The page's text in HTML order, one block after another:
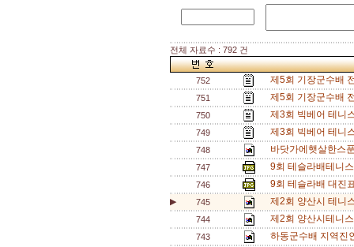
전체 자료수 : 792 건
752 제5회 기장군수배
751 제5회 기장군수배
750 제3회 빅베어 테니
749 제3회 빅베어 테니
748 바닷가에햇살한스
747 9회 테슬라배테니
746 9회 테슬라배 대진
▶ 745 제2회 양산시 테니
744 제2회 양산시테니
743 하동군수배 지역진